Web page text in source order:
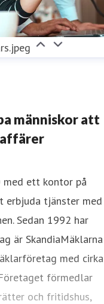
människor att
med ett kontor på
erbjuda tjänster med
Sedan 1992 har
är SkandiaMäklarna
med cirka
förmedlar
och fritidshus,